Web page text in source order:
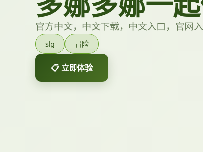
官方中文，中文下载，中文入口，官网
slg 冒险
📋 立即体验